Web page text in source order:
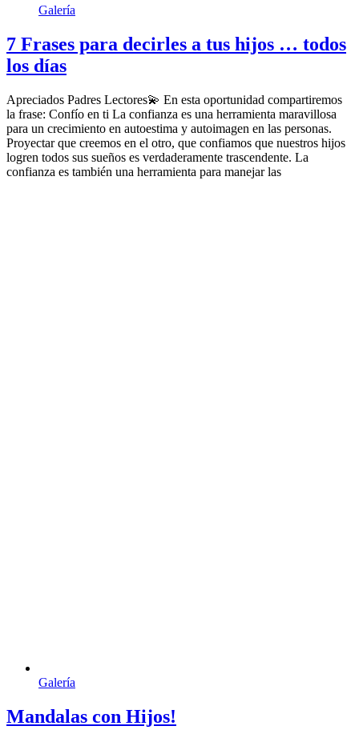
Galería
7 Frases para decirles a tus hijos … todos
los días
Apreciados Padres Lectores💫 En esta oportunidad compartiremos
la frase: Confío en ti La confianza es una herramienta maravillosa
para un crecimiento en autoestima y autoimagen en las personas.
Proyectar que creemos en el otro, que confiamos que nuestros hijos
logren todos sus sueños es verdaderamente trascendente. La
confianza es también una herramienta para manejar las
Galería
Mandalas con Hijos!